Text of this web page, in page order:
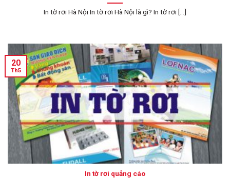
In tờ rơi Hà Nội In tờ rơi Hà Nội là gì? In tờ rơi [...]
In tờ rơi quảng cáo
20
Th5